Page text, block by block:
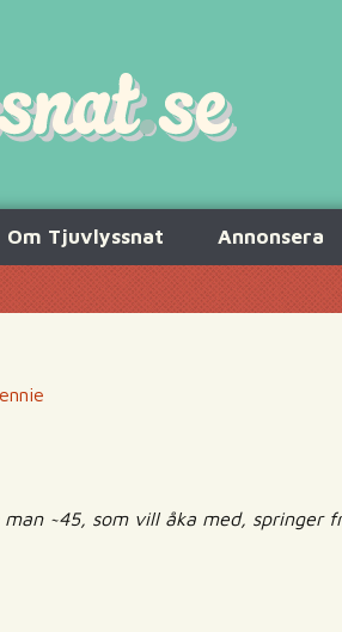
Om Tjuvlyssnat Annonsera
~45, som vill åka med, springer